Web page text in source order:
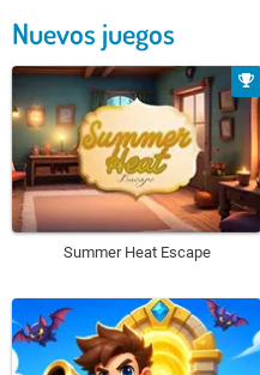
Nuevos juegos
Summer Heat Escape